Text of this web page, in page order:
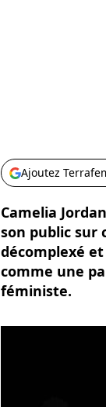
Ajoutez
Camelia
son public sur
décomplexé
comme une
féministe.